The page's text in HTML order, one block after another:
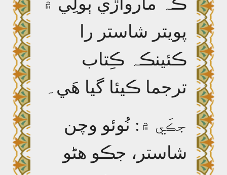
پويتر شاستر را
ڪئينڪہ ڪِتاب
ترجما ڪيئا گيا ھَي۔
جڪَي ۾ :نُوئو وچن
شاستر، جڪو ھڻو